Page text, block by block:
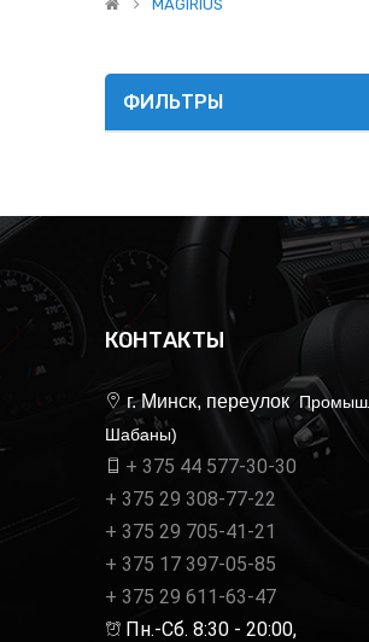
Вс. 8:30 - 18:00
MAGIRIUS
ФИЛЬТРЫ
КОНТАКТЫ
г. Минск, переулок
Шабаны)
+ 375 44 577-30-30
+ 375 29 308-77-22
+ 375 29 705-41-21
+ 375 17 397-05-85
+ 375 29 611-63-47
Пн.-Сб. 8:30 - 20:00,